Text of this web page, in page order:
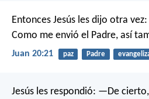
Entonces Jesús les dijo otra vez:
Como me envió el Padre, así
Juan 20:21 paz Padre
Jesús les respondió: —De